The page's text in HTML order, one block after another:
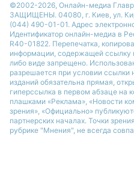
©2002-2026, Онлайн-медиа
ЗАЩИЩЕНЫ. 04080, г. Киев, ул.
(044) 490-01-01. Адрес
Идентификатор онлайн-медиа в
R40-01822. Перепечатка,
информации, содержащей ссылку
либо виде запрещено.
разрешается при условии ссылки
изданий обязательна прямая,
гиперссылка в первом абзаце на
плашками «Реклама», «Новости
зрения», «Официально»
партнерских началах. Точки
рубрике "Мнения", не всегда